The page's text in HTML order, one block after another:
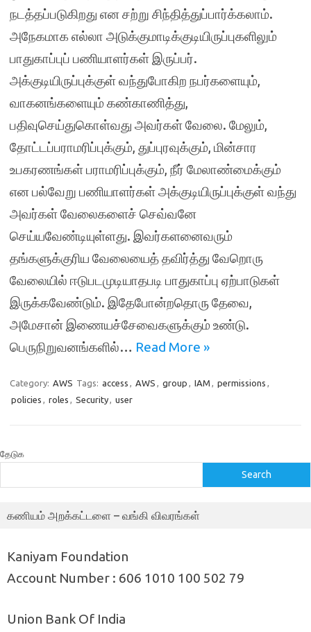
நடத்தப்படுகிறது என சற்று சிந்தித்துப்பார்க்கலாம்.
அநேகமாக எல்லா அடுக்குமாடிக்குடியிருப்புகளிலும்
பாதுகாப்புப் பணியாளர்கள் இருப்பர்.
அக்குடியிருப்புக்குள் வந்துபோகிற நபர்களையும்,
வாகனங்களையும் கண்காணித்து,
பதிவுசெய்துகொள்வது அவர்கள் வேலை. மேலும்,
தோட்டப்பராமரிப்புக்கும், துப்புரவுக்கும், மின்சார
உபகரணங்கள் பராமரிப்புக்கும், நீர் மேலாண்மைக்கும்
என பல்வேறு பணியாளர்கள் அக்குடியிருப்புக்குள் வந்து
அவர்கள் வேலைகளைச் செவ்வனே
செய்யவேண்டியுள்ளது. இவர்களனைவரும்
தங்களுக்குரிய வேலையைத் தவிர்த்து வேறொரு
வேலையில் ஈடுபடமுடியாதபடி பாதுகாப்பு ஏற்பாடுகள்
இருக்கவேண்டும். இதேபோன்றதொரு தேவை,
அமேசான் இணையச்சேவைகளுக்கும் உண்டு.
பெருநிறுவனங்களில்… Read More »
Category: AWS Tags: access , AWS , group , IAM , permissions ,
policies , roles , Security, user
தேடுக
Search
கணியம் அறக்கட்டளை – வங்கி விவரங்கள்
Kaniyam Foundation
Account Number : 606 1010 100 502 79
Union Bank Of India